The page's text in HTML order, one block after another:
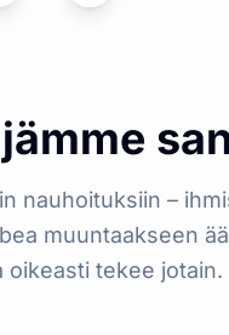
nauhoituksiin –
muuntaakseen
oikeasti tekee jotain.